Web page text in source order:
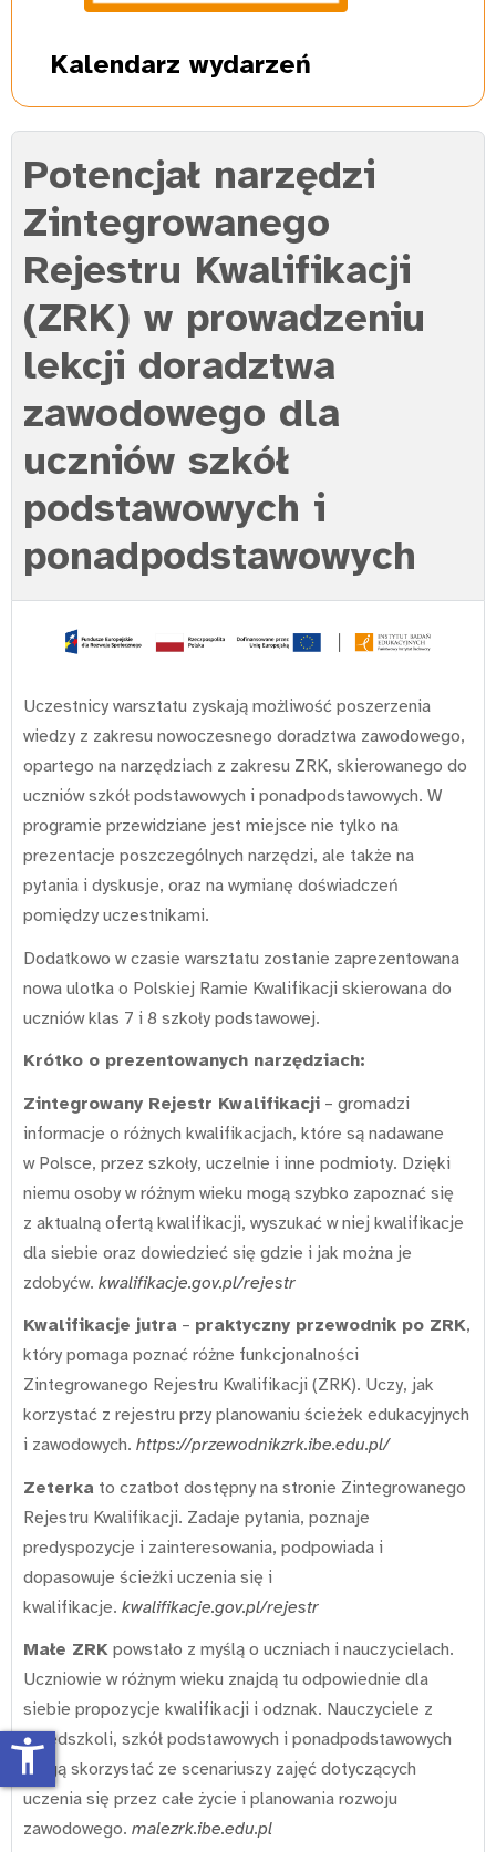
Kalendarz wydarzeń
Potencjał narzędzi
Zintegrowanego
Rejestru Kwalifikacji
(ZRK) w prowadzeniu
lekcji doradztwa
zawodowego dla
uczniów szkół
podstawowych i
ponadpodstawowych
Uczestnicy warsztatu zyskają możliwość poszerzenia
wiedzy z zakresu nowoczesnego doradztwa zawodowego,
opartego na narzędziach z zakresu ZRK, skierowanego do
uczniów szkół podstawowych i ponadpodstawowych. W
programie przewidziane jest miejsce nie tylko na
prezentacje poszczególnych narzędzi, ale także na
pytania i dyskusje, oraz na wymianę doświadczeń
pomiędzy uczestnikami.
Dodatkowo w czasie warsztatu zostanie zaprezentowana
nowa ulotka o Polskiej Ramie Kwalifikacji skierowana do
uczniów klas 7 i 8 szkoły podstawowej.
Krótko o prezentowanych narzędziach:
Zintegrowany Rejestr Kwalifikacji – gromadzi
informacje o różnych kwalifikacjach, które są nadawane
w Polsce, przez szkoły, uczelnie i inne podmioty. Dzięki
niemu osoby w różnym wieku mogą szybko zapoznać się
z aktualną ofertą kwalifikacji, wyszukać w niej kwalifikacje
dla siebie oraz dowiedzieć się gdzie i jak można je
zdobyćw. kwalifikacje.gov.pl/rejestr
Kwalifikacje jutra – praktyczny przewodnik po ZRK,
który pomaga poznać różne funkcjonalności
Zintegrowanego Rejestru Kwalifikacji (ZRK). Uczy, jak
korzystać z rejestru przy planowaniu ścieżek edukacyjnych
i zawodowych. https://przewodnikzrk.ibe.edu.pl/
Zeterka to czatbot dostępny na stronie Zintegrowanego
Rejestru Kwalifikacji. Zadaje pytania, poznaje
predyspozycje i zainteresowania, podpowiada i
dopasowuje ścieżki uczenia się i
kwalifikacje. kwalifikacje.gov.pl/rejestr
Małe ZRK powstało z myślą o uczniach i nauczycielach.
Uczniowie w różnym wieku znajdą tu odpowiednie dla
siebie propozycje kwalifikacji i odznak. Nauczyciele z
przedszkoli, szkół podstawowych i ponadpodstawowych
mogą skorzystać ze scenariuszy zajęć dotyczących
uczenia się przez całe życie i planowania rozwoju
zawodowego. malezrk.ibe.edu.pl
accessibility_new